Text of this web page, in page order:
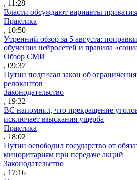
, 11:28
Власти обсуждают варианты
Практика
, 10:50
Утренний обзор за 5 августа:
обучении нейросетей и правила
Обзор СМИ
, 09:37
Путин подписал закон об
релокантов
Законодательство
, 19:32
ВС напомнил, что прекращение
исключает взыскания ущерба
Практика
, 18:02
Путин освободил государство от
миноритариям при передаче акций
Законодательство
, 17:16